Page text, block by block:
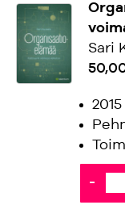
Sari
2015
-